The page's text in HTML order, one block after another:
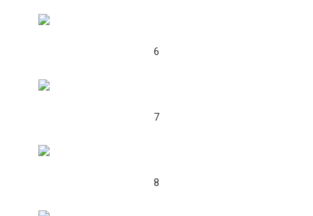
6
7
8